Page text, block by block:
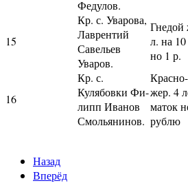
Федулов.
15
Кр. с. Уварова,
Лаврентий
Савельев
Уваров.
Гнедой
л. на
но 1 р.
16
Кр. с.
Кулябовки Фи-
липп Иванов
Смольянинов.
жер. 4
маток
рублю
Назад
Вперёд